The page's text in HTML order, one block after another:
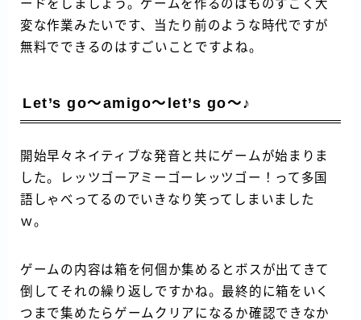
ードをしましょう。ゲームを作るのはものすごく大
変な作業みたいです、当たり前のような時代ですが
無料でできるのはすごいことですよね。
Let’s go～amigo～let’s go～♪
開始早々ネイティブな発音と共にゲームが始まりま
した。レッツゴーアミーゴーレッツゴー！って多国
語しゃべってるのでいきなり笑ってしまいました
ｗ。
ゲームの内容は箱を何個か集めるとボスが出てきて
倒してそれの繰り返しですかね。最終的に箱をいく
つまで集めたらゲームクリアになるか確認できなか